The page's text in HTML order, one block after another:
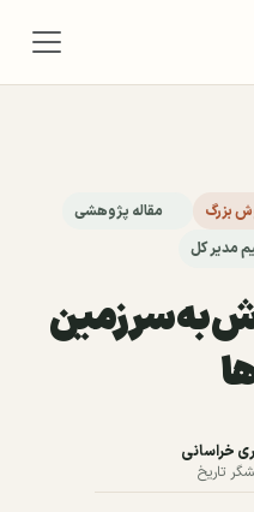
بزرگ
مقاله پژوهشی
مدیر کل
به سرزمین
خراسانی
تاریخ